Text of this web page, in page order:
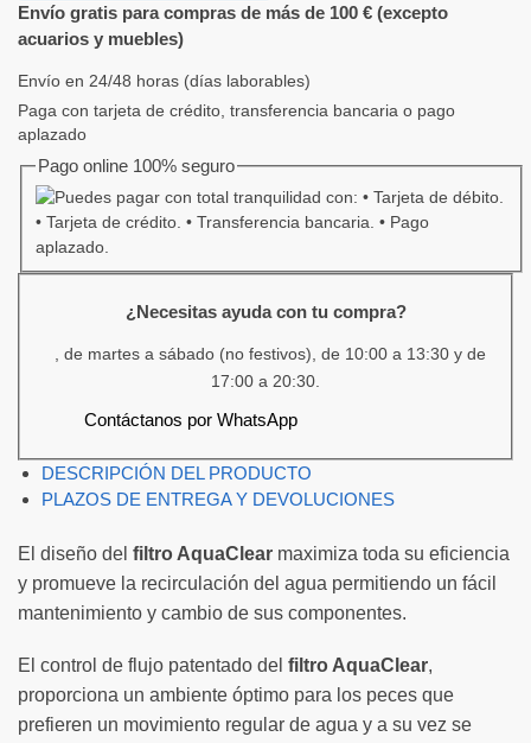
Envío gratis para compras de más de 100 € (excepto
acuarios y muebles)
Envío en 24/48 horas (días laborables)
Paga con tarjeta de crédito, transferencia bancaria o pago
aplazado
Pago online 100% seguro
¿Necesitas ayuda con tu compra?
, de martes a sábado (no festivos), de 10:00 a 13:30 y de
17:00 a 20:30.
Contáctanos por WhatsApp
DESCRIPCIÓN DEL PRODUCTO
PLAZOS DE ENTREGA Y DEVOLUCIONES
El diseño del filtro AquaClear maximiza toda su eficiencia
y promueve la recirculación del agua permitiendo un fácil
mantenimiento y cambio de sus componentes.
El control de flujo patentado del filtro AquaClear,
proporciona un ambiente óptimo para los peces que
prefieren un movimiento regular de agua y a su vez se